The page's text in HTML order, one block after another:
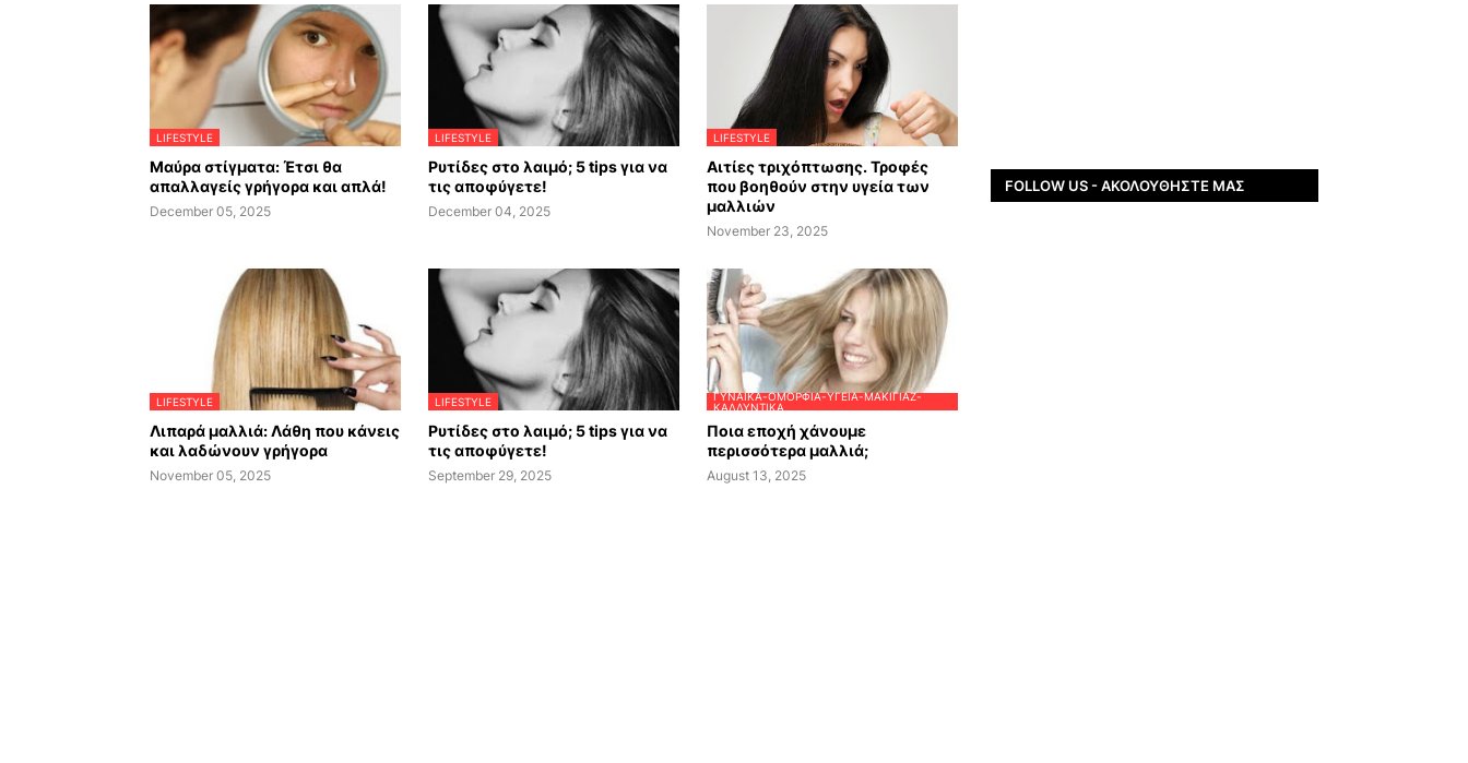
LIFESTYLE
Μαύρα στίγματα: Έτσι θα
απαλλαγείς γρήγορα και απλά!
December 05, 2025
LIFESTYLE
Ρυτίδες στο λαιμό; 5 tips για να
τις αποφύγετε!
December 04, 2025
LIFESTYLE
Αιτίες τριχόπτωσης. Τροφές
που βοηθούν στην υγεία των
μαλλιών
November 23, 2025
LIFESTYLE
Λιπαρά μαλλιά: Λάθη που κάνεις
και λαδώνουν γρήγορα
November 05, 2025
LIFESTYLE
Ρυτίδες στο λαιμό; 5 tips για να
τις αποφύγετε!
September 29, 2025
ΓΥΝΑΊΚΑ-ΟΜΟΡΦΙΆ-ΥΓΕΊΑ-ΜΑΚΙΓΙΆΖ-
ΚΑΛΛΥΝΤΙΚΆ
Ποια εποχή χάνουμε
περισσότερα μαλλιά;
August 13, 2025
FOLLOW US - ΑΚΟΛΟΥΘΉΣΤΕ ΜΑΣ